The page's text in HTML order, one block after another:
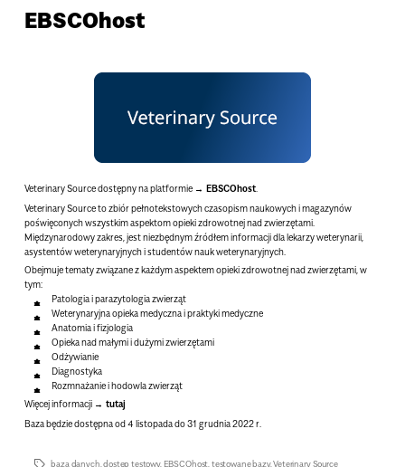
EBSCOhost
Veterinary Sourcedostępny na platformie EBSCOhost
Veterinary Sourceto zbiór pełnotekstowych czasopism naukowych i magazynów
poświęconych wszystkim aspektom opieki zdrowotnej nad zwierzętami.
Międzynarodowy zakres, jest niezbędnym źródłem informacji dla lekarzy weterynarii,
asystentów weterynaryjnych i studentów nauk weterynaryjnych.
Obejmuje tematy związane z każdym aspektem opieki zdrowotnej nad zwierzętami, w
tym:
Patologia i parazytologia zwierząt
Weterynaryjna opieka medyczna i praktyki medyczne
Anatomia i fizjologia
Opieka nad małymi i dużymi zwierzętami
Odżywianie
Diagnostyka
Rozmnażanie i hodowla zwierząt
Więcej informacji
tutaj
Baza będzie dostępnaod 4 listopada do 31 grudnia 2022 r
baza danych ,dostęp testowy, EBSCOhost testowane bazy,Veterinary Source